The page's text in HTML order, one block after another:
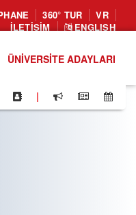
360° TUR
VR
İLETIŞIM
ENGLISH
ÜNIVERSITE ADAYLARI
|